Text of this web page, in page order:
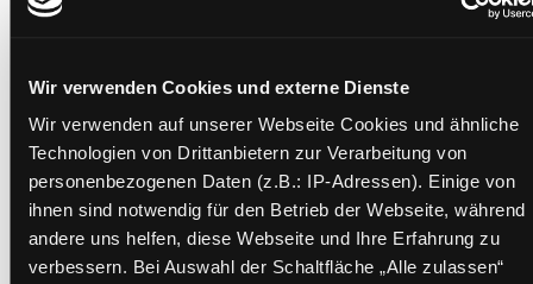
Wir verwenden Cookies und externe Dienste
Wir verwenden auf unserer Webseite Cookies und ähnliche
Technologien von Drittanbietern zur Verarbeitung von
personenbezogenen Daten (z.B.: IP-Adressen). Einige von
ihnen sind notwendig für den Betrieb der Webseite, während
andere uns helfen, diese Webseite und Ihre Erfahrung zu
verbessern. Bei Auswahl der Schaltfläche „Alle zulassen“
Standort 2:Depot Bücherbus
Status:Verfügbar
Vorbestellungen:0
Mediengruppe:
Kinderbuch
Frist:
Barcode:1411SB01900